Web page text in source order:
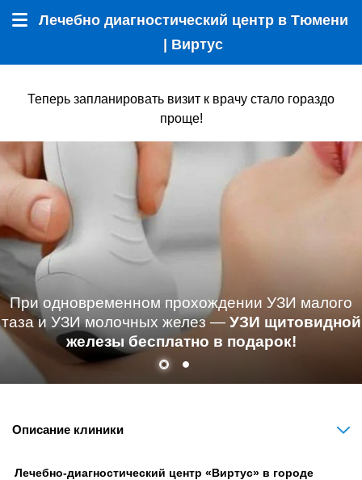
Лечебно диагностический центр в Тюмени
| Виртус
Теперь запланировать визит к врачу стало гораздо
проще!
При одновременном прохождении УЗИ малого
таза и УЗИ молочных желез — УЗИ щитовидной
железы бесплатно в подарок!
Описание клиники
Лечебно-диагностический центр «Виртус» в городе